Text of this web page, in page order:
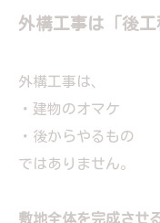
外構工事は「後工
外構工事は、
・建物のオマケ
・後からやるもの
ではありません。
敷地全体を完成させ